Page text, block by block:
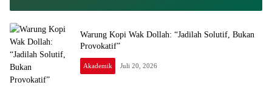
Warung Kopi Wak Dollah: “Jadilah Solutif, Bukan
Provokatif”
Akademik Juli 20, 2026